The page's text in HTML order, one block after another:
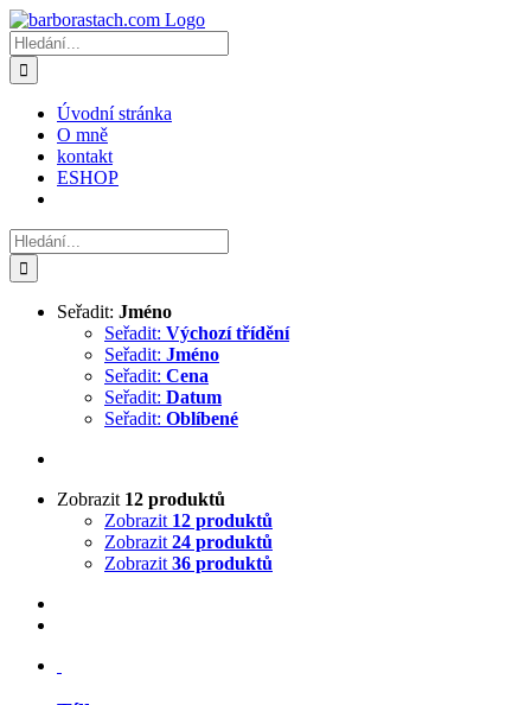
Přeskočit
na
obsah
Hledat:
Úvodní stránka
O mně
kontakt
ESHOP
Hledat:
Seřadit: Jméno
Seřadit: Výchozí třídění
Seřadit: Jméno
Seřadit: Cena
Seřadit: Datum
Seřadit: Oblíbené
Zobrazit 12 produktů
Zobrazit 12 produktů
Zobrazit 24 produktů
Zobrazit 36 produktů